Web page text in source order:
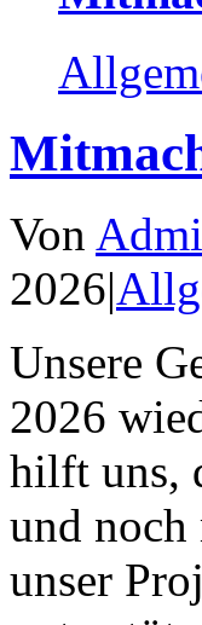
Von
2026|
Unsere
2026
hilft uns,
und noch
unser